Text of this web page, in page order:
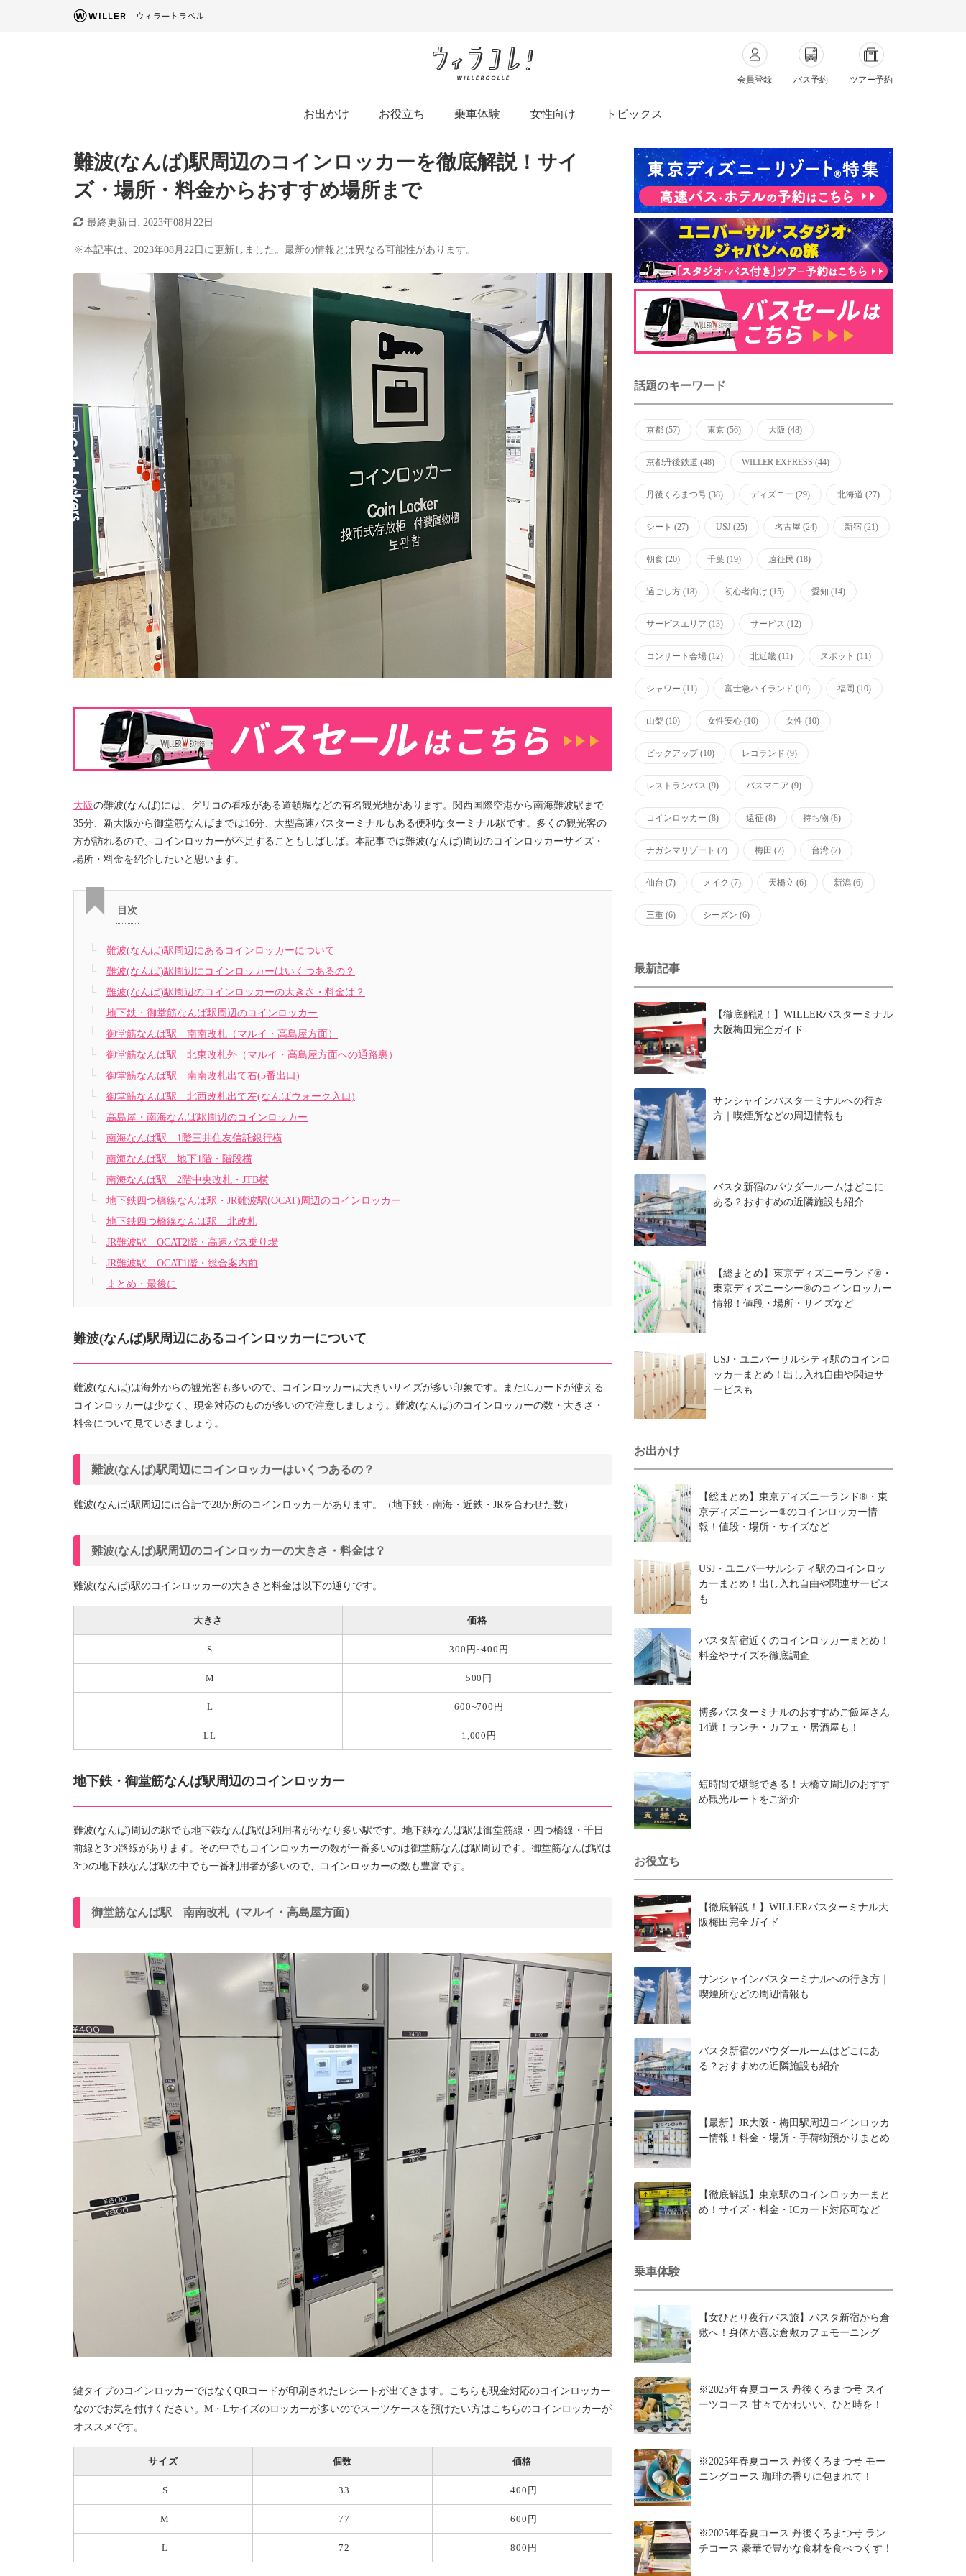
会員登録 バス予約 ツアー予約
お出かけ お役立ち 乗車体験 女性向け トピックス
難波(なんば)駅周辺のコインロッカーを徹底解説！サイ
ズ・場所・料金からおすすめ場所まで
最終更新日: 2023年08月22日
※本記事は、2023年08月22日に更新しました。最新の情報とは異なる可能性があります。
大阪の難波(なんば)には、グリコの看板がある道頓堀などの有名観光地があります。関西国際空港から南海難波駅まで
35分、新大阪から御堂筋なんばまでは16分、大型高速バスターミナルもある便利なターミナル駅です。多くの観光客の
方が訪れるので、コインロッカーが不足することもしばしば。本記事では難波(なんば)周辺のコインロッカーサイズ・
場所・料金を紹介したいと思います。
目次
難波(なんば)駅周辺にあるコインロッカーについて
難波(なんば)駅周辺にコインロッカーはいくつあるの？
難波(なんば)駅周辺のコインロッカーの大きさ・料金は？
地下鉄・御堂筋なんば駅周辺のコインロッカー
御堂筋なんば駅 南南改札（マルイ・高島屋方面）
御堂筋なんば駅 北東改札外（マルイ・高島屋方面への通路裏）
御堂筋なんば駅 南南改札出て右(5番出口)
御堂筋なんば駅 北西改札出て左(なんばウォーク入口)
高島屋・南海なんば駅周辺のコインロッカー
南海なんば駅 1階三井住友信託銀行横
南海なんば駅 地下1階・階段横
南海なんば駅 2階中央改札・JTB横
地下鉄四つ橋線なんば駅・JR難波駅(OCAT)周辺のコインロッカー
地下鉄四つ橋線なんば駅 北改札
JR難波駅 OCAT2階・高速バス乗り場
JR難波駅 OCAT1階・総合案内前
まとめ・最後に
難波(なんば)駅周辺にあるコインロッカーについて
難波(なんば)は海外からの観光客も多いので、コインロッカーは大きいサイズが多い印象です。またICカードが使える
コインロッカーは少なく、現金対応のものが多いので注意しましょう。難波(なんば)のコインロッカーの数・大きさ・
料金について見ていきましょう。
難波(なんば)駅周辺にコインロッカーはいくつあるの？
難波(なんば)駅周辺には合計で28か所のコインロッカーがあります。（地下鉄・南海・近鉄・JRを合わせた数）
難波(なんば)駅周辺のコインロッカーの大きさ・料金は？
難波(なんば)駅のコインロッカーの大きさと料金は以下の通りです。
大きさ 価格
S 300円~400円
M 500円
L 600~700円
LL 1,000円
地下鉄・御堂筋なんば駅周辺のコインロッカー
難波(なんば)周辺の駅でも地下鉄なんば駅は利用者がかなり多い駅です。地下鉄なんば駅は御堂筋線・四つ橋線・千日
前線と3つ路線があります。その中でもコインロッカーの数が一番多いのは御堂筋なんば駅周辺です。御堂筋なんば駅は
3つの地下鉄なんば駅の中でも一番利用者が多いので、コインロッカーの数も豊富です。
御堂筋なんば駅 南南改札（マルイ・高島屋方面）
鍵タイプのコインロッカーではなくQRコードが印刷されたレシートが出てきます。こちらも現金対応のコインロッカー
なのでお気を付けください。M・Lサイズのロッカーが多いのでスーツケースを預けたい方はこちらのコインロッカーが
オススメです。
サイズ 個数 価格
S 33 400円
M 77 600円
L 72 800円
話題のキーワード
京都 (57) 東京 (56) 大阪 (48)
京都丹後鉄道 (48) WILLER EXPRESS (44)
丹後くろまつ号 (38) ディズニー (29) 北海道 (27)
シート (27) USJ (25) 名古屋 (24) 新宿 (21)
朝食 (20) 千葉 (19) 遠征民 (18)
過ごし方 (18) 初心者向け (15) 愛知 (14)
サービスエリア (13) サービス (12)
コンサート会場 (12) 北近畿 (11) スポット (11)
シャワー (11) 富士急ハイランド (10) 福岡 (10)
山梨 (10) 女性安心 (10) 女性 (10)
ピックアップ(10) レゴランド (9)
レストランバス (9) バスマニア (9)
コインロッカー (8) 遠征 (8) 持ち物 (8)
ナガシマリゾート (7) 梅田 (7) 台湾 (7)
仙台 (7) メイク (7) 天橋立 (6) 新潟 (6)
三重 (6) シーズン (6)
最新記事
【徹底解説！】WILLERバスターミナル
大阪梅田完全ガイド
サンシャインバスターミナルへの行き
方｜喫煙所などの周辺情報も
バスタ新宿のパウダールームはどこに
ある？おすすめの近隣施設も紹介
【総まとめ】東京ディズニーランド®・
東京ディズニーシー®のコインロッカー
情報！値段・場所・サイズなど
USJ・ユニバーサルシティ駅のコインロ
ッカーまとめ！出し入れ自由や関連サ
ービスも
お出かけ
【総まとめ】東京ディズニーランド®・東
京ディズニーシー®のコインロッカー情
報！値段・場所・サイズなど
USJ・ユニバーサルシティ駅のコインロッ
カーまとめ！出し入れ自由や関連サービス
も
バスタ新宿近くのコインロッカーまとめ！
料金やサイズを徹底調査
博多バスターミナルのおすすめご飯屋さん
14選！ランチ・カフェ・居酒屋も！
短時間で堪能できる！天橋立周辺のおすす
め観光ルートをご紹介
お役立ち
【徹底解説！】WILLERバスターミナル大
阪梅田完全ガイド
サンシャインバスターミナルへの行き方｜
喫煙所などの周辺情報も
バスタ新宿のパウダールームはどこにあ
る？おすすめの近隣施設も紹介
【最新】JR大阪・梅田駅周辺コインロッカ
ー情報！料金・場所・手荷物預かりまとめ
【徹底解説】東京駅のコインロッカーまと
め！サイズ・料金・ICカード対応可など
乗車体験
【女ひとり夜行バス旅】バスタ新宿から倉
敷へ！身体が喜ぶ倉敷カフェモーニング
※2025年春夏コース 丹後くろまつ号 スイ
ーツコース 甘々でかわいい、ひと時を！
※2025年春夏コース 丹後くろまつ号 モー
ニングコース 珈琲の香りに包まれて！
※2025年春夏コース 丹後くろまつ号 ラン
チコース 豪華で豊かな食材を食べつくす！